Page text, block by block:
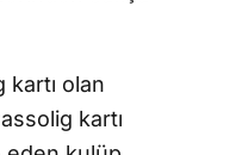
olan
kartı